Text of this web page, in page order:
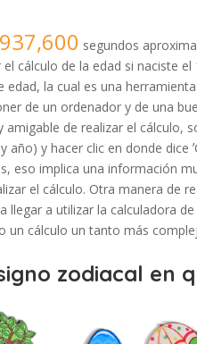
segundos
cálculo de la edad si naciste
edad, la cual es una
de un ordenador y de una
amigable de realizar el cálculo,
año) y hacer clic en donde dice
eso implica una información
el cálculo. Otra manera de
llegar a utilizar la calculadora
un cálculo un tanto más
zodiacal en